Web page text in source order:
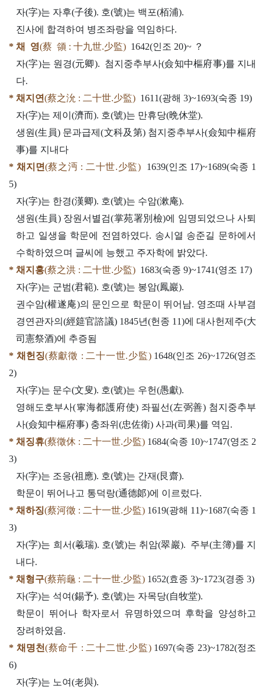
자(字)는 자후(子後). 호(號)는 백포(栢浦).
진사에 합격하여 병조좌랑을 역임하다.
* 채 영(蔡 領 : 十九世.少監) 1642(인조 20)~ ？
자(字)는 원경(元卿). 첨지중추부사(僉知中樞府事)를 지내
다.
* 채지연(蔡之沇 : 二十世.少監) 1611(광해 3)~1693(숙종 19)
자(字)는 제이(濟而). 호(號)는 만휴당(晩休堂).
생원(生員) 문과급제(文科及第) 첨지중추부사(僉知中樞府
事)를 지내다
* 채지면(蔡之沔 : 二十世.少監)
1639(인조 17)~1689(숙종 1
5)
자(字)는 한경(漢卿). 호(號)는 수암(漱庵).
생원(生員) 장원서별검(掌苑署別檢)에 임명되었으나 사퇴
하고 일생을 학문에 전염하였다. 송시열 송준길 문하에서
수학하였으며 글씨에 능했고 주자학에 밝았다.
* 채지홍(蔡之洪 : 二十世.少監) 1683(숙종 9)~1741(영조 17)
자(字)는 군범(君範). 호(號)는 봉암(鳳巖).
권수암(權遂庵)의 문인으로 학문이 뛰어남. 영조때 사부겸
경연관자의(經筵官諮議) 1845년(헌종 11)에 대사헌제주(大
司憲祭酒)에 추증됨
* 채헌징(蔡獻徵 : 二十一世.少監)1648(인조 26)~1726(영조
2)
자(字)는 문수(文叟). 호(號)는 우헌(愚獻).
영해도호부사(寧海都護府使) 좌필선(左弼善) 첨지중추부
사(僉知中樞府事) 충좌위(忠佐衛) 사과(司果)를 역임.
* 채징휴(蔡徵休 : 二十一世.少監) 1684(숙종 10)~1747(영조 2
3)
자(字)는 조응(祖應). 호(號)는 간재(艮齋).
학문이 뛰어나고 통덕랑(通德郞)에 이르렀다.
* 채하징(蔡河徵 : 二十一世.少監) 1619(광해 11)~1687(숙종 1
3)
자(字)는 희서(羲瑞). 호(號)는 취암(翠巖). 주부(主簿)를 지
내다.
* 채형구(蔡荊龜 : 二十一世.少監) 1652(효종 3)~1723(경종 3)
자(字)는 석여(錫予). 호(號)는 자목당(自牧堂).
학문이 뛰어나 학자로서 유명하였으며 후학을 양성하고
장려하였음.
* 채명천(蔡命千 : 二十二世.少監)1697(숙종 23)~1782(정조
6)
자(字)는 노여(老與).